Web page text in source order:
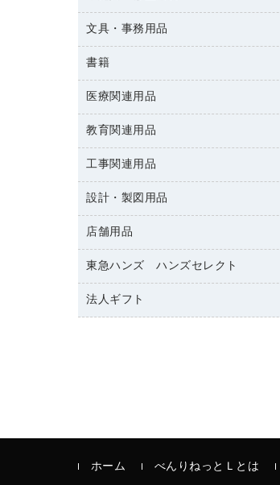
ダストボックス
タオル・アメニティ用品
スリッパ・サンダル・シューズ
スポーツ・レジャー用品
ゴミ袋
キッチン用品
懐中電灯・ライト
その他電子文具
伝票
典礼用品
帳簿
額縁
各種用紙
ルーズリーフ
板目表紙・綴込表紙
背幅が伸びるファイル
統一伝票用ファイル
収納保存用品
レターファイル
リングファイル
プレゼン用ファイル
ファイルボックス
パイプ式ファイル
その他ファイル
カードケース
万年筆
消しゴム
修正液・修正ペン
修正テープ
鉛筆
マーキングペン（油性）
マーキングペン（水性）
ボールペン（油性）
文具・事務用品
輪ゴム
両面テープ
名札
保管・整理用品
壁面／足元収納
備品／小物ケース
透明テープ 事務用
電話台
液体のり
印章用品
書籍
雑誌
パソコンソフト
医療関連用品
保健用品
使い捨て手袋
感染症対策用品
介護用品
医療関連用品
教育関連用品
教育関連用品
工事関連用品
工事関連用品
設計・製図用品
設計・製図用品
店舗用品
店舗運営用品
陳列什器
紙手提げ袋
ＰＯＰ用品
東急ハンズ ハンズセレクト
東急ハンズ
法人ギフト
ホーム べんりねっとＬとは